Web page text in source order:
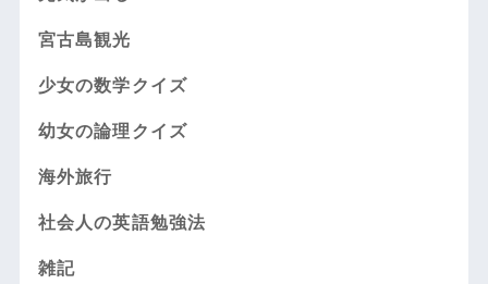
宮古島観光
少女の数学クイズ
幼女の論理クイズ
海外旅行
社会人の英語勉強法
雑記